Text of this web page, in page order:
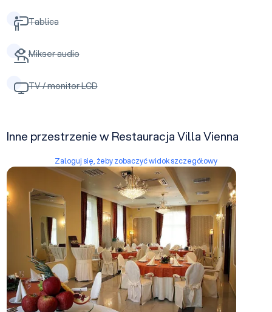
Tablica
Mikser audio
TV / monitor LCD
Inne przestrzenie w Restauracja Villa Vienna
Zaloguj się, żeby zobaczyć widok szczegółowy
Lustrzana